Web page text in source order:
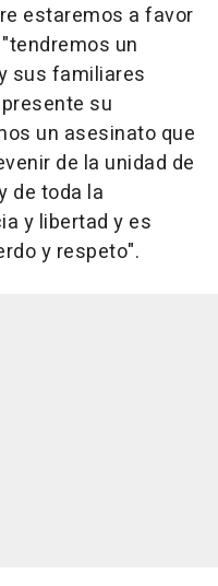
estaremos a favor
un
sus familiares
su
un asesinato que
de la unidad de
de toda la
y libertad y es
y respeto".